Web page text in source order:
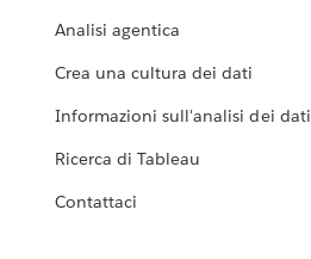
Analisi agentica
Crea una cultura dei dati
Informazioni sull'analisi dei dati
Ricerca di Tableau
Contattaci